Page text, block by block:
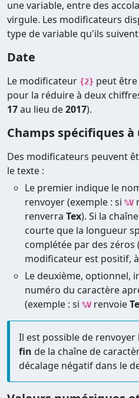
une variable, entre des
virgule. Les modificateurs
type de variable qu'ils
Date
Le modificateur {2} peut
pour la réduire à deux
17au lieu de2017).
Champs spécifiques
Des modificateurs peuvent
le texte :
Le premier indique le
renvoyer (exemple : si %V
renverra Tex). Si la
courte que la longueur
complétée par des
modificateur est positif,
Le deuxième, optionnel,
numéro du caractère
(exemple : si %V renvoie
Il est possible de renvoyer
fin de la chaîne de
décalage négatif dans le